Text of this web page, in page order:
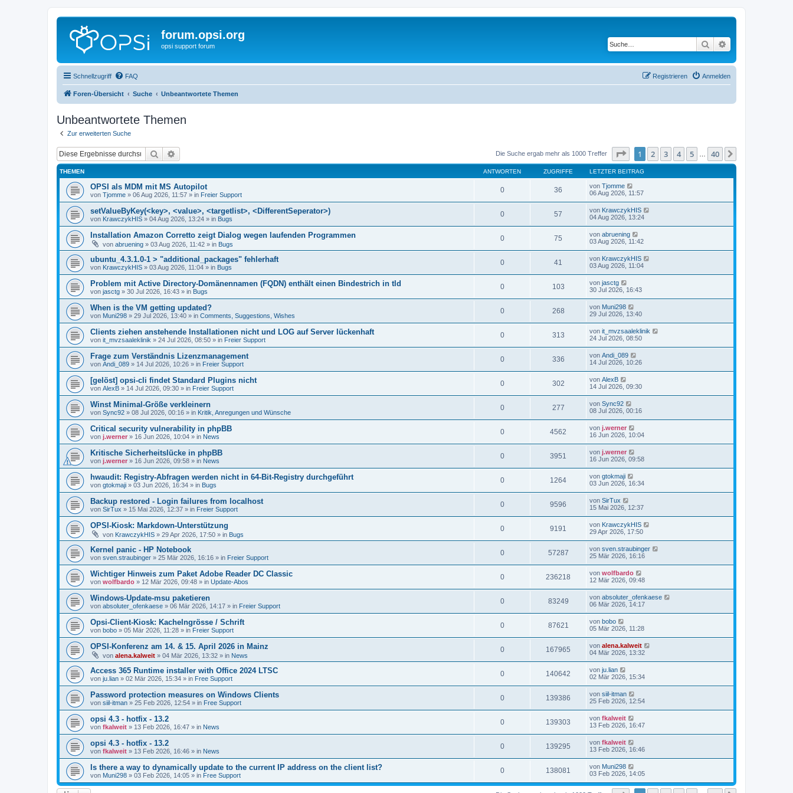
forum.opsi.org
opsi support forum Suche
Schnellzugriff FAQ Anmelden
Registrieren
Foren-Übersicht Suche Unbeantwortete Themen
Unbeantwortete Themen
Zur erweiterten Suche
Suche Die Suche ergab mehr als 1000 Treffer Seite von40
1 2 3 4 5 40
THEMEN ANTWORTEN ZUGRIFFE LETZTER BEITRAG
OPSI als MDM mit MS Autopilot
von Tjomme » 06 Aug 2026, 11:57 » in Freier Support
0 36 von Tjomme
06 Aug 2026, 11:57
setValueByKey(<key>, <value>, <targetlist>, <DifferentSeperator>)
von KrawczykHIS » 04 Aug 2026, 13:24 » in Bugs
0 57 von KrawczykHIS
04 Aug 2026, 13:24
Installation Amazon Corretto zeigt Dialog wegen laufenden Programmen
von abruening » 03 Aug 2026, 11:42 » in Bugs
0 75 von abruening
03 Aug 2026, 11:42
ubuntu_4.3.1.0-1 > "additional_packages" fehlerhaft
von KrawczykHIS » 03 Aug 2026, 11:04 » in Bugs
0 41 von KrawczykHIS
03 Aug 2026, 11:04
Problem mit Active Directory-Domänennamen (FQDN) enthält einen Bindestrich in tld
von jasctg » 30 Jul 2026, 16:43 » in Bugs
0 103 von jasctg
30 Jul 2026, 16:43
When is the VM getting updated?
von Muni298 » 29 Jul 2026, 13:40 » in Comments, Suggestions, Wishes
0 268 von Muni298
29 Jul 2026, 13:40
Clients ziehen anstehende Installationen nicht und LOG auf Server lückenhaft
von it_mvzsaaleklinik » 24 Jul 2026, 08:50 » in Freier Support
0 313 von it_mvzsaaleklinik
24 Jul 2026, 08:50
Frage zum Verständnis Lizenzmanagement
von Andi_089 » 14 Jul 2026, 10:26 » in Freier Support
0 336 von Andi_089
14 Jul 2026, 10:26
[gelöst] opsi-cli findet Standard Plugins nicht
von AlexB » 14 Jul 2026, 09:30 » in Freier Support
0 302 von AlexB
14 Jul 2026, 09:30
Winst Minimal-Größe verkleinern
von Sync92 » 08 Jul 2026, 00:16 » in Kritik, Anregungen und Wünsche
0 277 von Sync92
08 Jul 2026, 00:16
Critical security vulnerability in phpBB
von j.werner » 16 Jun 2026, 10:04 » in News
0 4562 von j.werner
16 Jun 2026, 10:04
Kritische Sicherheitslücke in phpBB
von j.werner » 16 Jun 2026, 09:58 » in News
0 3951 von j.werner
16 Jun 2026, 09:58
hwaudit: Registry-Abfragen werden nicht in 64-Bit-Registry durchgeführt
von gtokmaji » 03 Jun 2026, 16:34 » in Bugs
0 1264 von gtokmaji
03 Jun 2026, 16:34
Backup restored - Login failures from localhost
von SirTux » 15 Mai 2026, 12:37 » in Freier Support
0 9596 von SirTux
15 Mai 2026, 12:37
OPSI-Kiosk: Markdown-Unterstützung
von KrawczykHIS » 29 Apr 2026, 17:50 » in Bugs
0 9191 von KrawczykHIS
29 Apr 2026, 17:50
Kernel panic - HP Notebook
von sven.straubinger » 25 Mär 2026, 16:16 » in Freier Support
0 57287 von sven.straubinger
25 Mär 2026, 16:16
Wichtiger Hinweis zum Paket Adobe Reader DC Classic
von wolfbardo » 12 Mär 2026, 09:48 » in Update-Abos
0 236218 von wolfbardo
12 Mär 2026, 09:48
Windows-Update-msu paketieren
von absoluter_ofenkaese » 06 Mär 2026, 14:17 » in Freier Support
0 83249 von absoluter_ofenkaese
06 Mär 2026, 14:17
Opsi-Client-Kiosk: Kachelngrösse / Schrift
von bobo » 05 Mär 2026, 11:28 » in Freier Support
0 87621 von bobo
05 Mär 2026, 11:28
OPSI-Konferenz am 14. & 15. April 2026 in Mainz
von alena.kalweit » 04 Mär 2026, 13:32 » in News
0 167965 von alena.kalweit
04 Mär 2026, 13:32
Access 365 Runtime installer with Office 2024 LTSC
von ju.lian » 02 Mär 2026, 15:34 » in Free Support
0 140642 von ju.lian
02 Mär 2026, 15:34
Password protection measures on Windows Clients
von siil-itman » 25 Feb 2026, 12:54 » in Free Support
0 139386 von siil-itman
25 Feb 2026, 12:54
opsi 4.3 - hotfix - 13.2
von fkalweit » 13 Feb 2026, 16:47 » in News
0 139303 von fkalweit
13 Feb 2026, 16:47
opsi 4.3 - hotfix - 13.2
von fkalweit » 13 Feb 2026, 16:46 » in News
0 139295 von fkalweit
13 Feb 2026, 16:46
Is there a way to dynamically update to the current IP address on the client list?
von Muni298 » 03 Feb 2026, 14:05 » in Free Support
0 138081 von Muni298
03 Feb 2026, 14:05